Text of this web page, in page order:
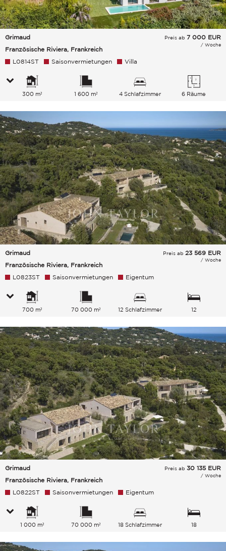
Grimaud
Französische Riviera, Frankreich
Preis ab 7 000 EUR
/ Woche
L0814ST Saisonvermietungen Villa
300 m² 1 600 m² 4 Schlafzimmer 6 Räume
Grimaud
Französische Riviera, Frankreich
Preis ab 23 569 EUR
/ Woche
L0823ST Saisonvermietungen Eigentum
700 m² 70 000 m² 12 Schlafzimmer
12
Grimaud
Französische Riviera, Frankreich
Preis ab 30 135 EUR
/ Woche
L0822ST Saisonvermietungen Eigentum
1 000 m² 70 000 m² 18 Schlafzimmer
18